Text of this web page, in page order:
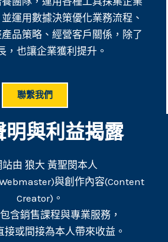
運用數據決策優化業務流程、
品策略、經營客戶關係，除了
，也讓企業獲利提升。
聯繫我們
明與利益揭露
由 狼大 黃聖閔本人
與創作內容(Content
Creator)。
含銷售課程與專業服務，
接或間接為本人帶來收益。